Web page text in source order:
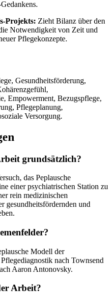
Projekts: Zieht Bilanz über den
Notwendigkeit von Zeit und
Pflegekonzepte.
Gesundheitsförderung,
Empowerment, Bezugspflege,
Pflegeplanung,
Versorgung.
grundsätzlich?
das Peplausche
einer psychiatrischen Station zu
rein medizinischen
gesundheitsfördernden und
Modell der
nach Townsend
Aaron Antonovsky.
Arbeit?